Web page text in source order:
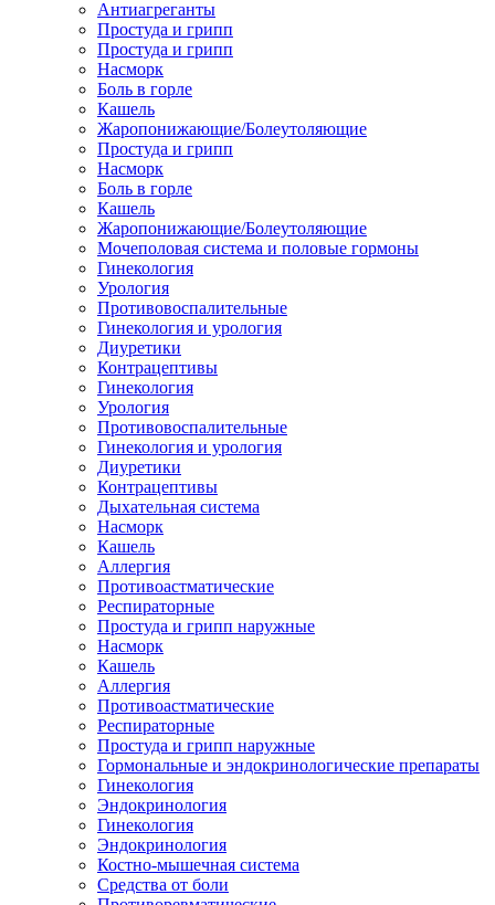
Антиагреганты
Простуда и грипп
Простуда и грипп
Насморк
Боль в горле
Кашель
Жаропонижающие/Болеутоляющие
Простуда и грипп
Насморк
Боль в горле
Кашель
Жаропонижающие/Болеутоляющие
Мочеполовая система и половые гормоны
Гинекология
Урология
Противовоспалительные
Гинекология и урология
Диуретики
Контрацептивы
Гинекология
Урология
Противовоспалительные
Гинекология и урология
Диуретики
Контрацептивы
Дыхательная система
Насморк
Кашель
Аллергия
Противоастматические
Респираторные
Простуда и грипп наружные
Насморк
Кашель
Аллергия
Противоастматические
Респираторные
Простуда и грипп наружные
Гормональные и эндокринологические препараты
Гинекология
Эндокринология
Гинекология
Эндокринология
Костно-мышечная система
Средства от боли